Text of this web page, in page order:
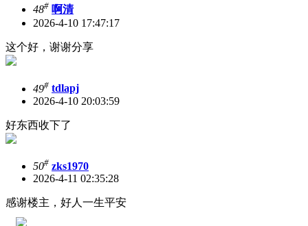
48# 啊清
2026-4-10 17:47:17
这个好，谢谢分享
49# tdlapj
2026-4-10 20:03:59
好东西收下了
50# zks1970
2026-4-11 02:35:28
感谢楼主，好人一生平安